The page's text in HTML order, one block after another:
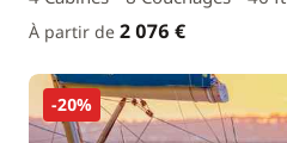
À partir de 2 076 €
-20%